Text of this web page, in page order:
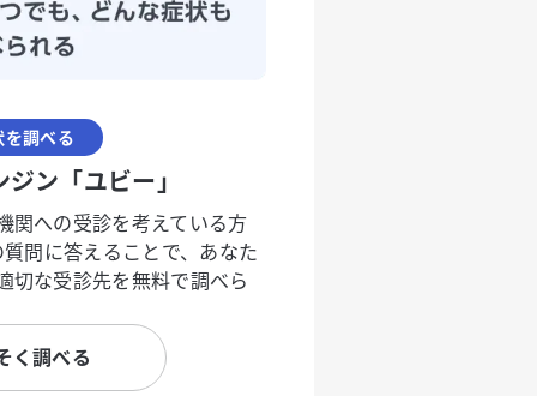
を調べる
ン「ユビー」
関への受診を考えている方
問に答えることで、あなた
切な受診先を無料で調べら
く調べる